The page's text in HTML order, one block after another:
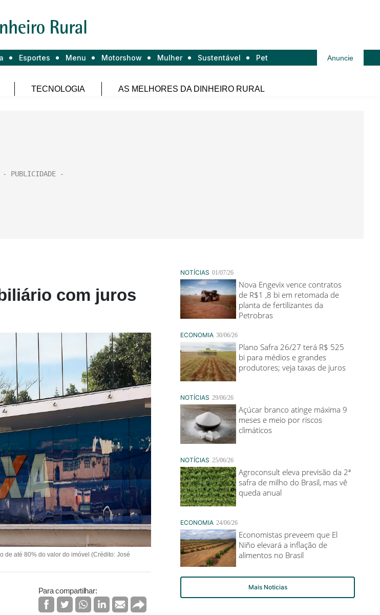
Esportes Menu Motorshow Mulher Sustentável Pet Anuncie
TECNOLOGIA AS MELHORES DA DINHEIRO RURAL
com juros
de até 80% do valor do imóvel (Crédito: José
Para compartilhar: